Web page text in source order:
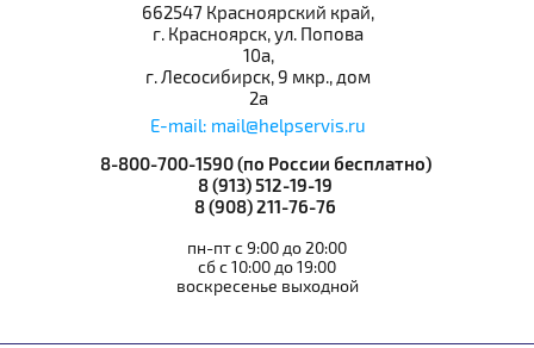
662547 Красноярский край,
г. Красноярск, ул. Попова
10а,
г. Лесосибирск, 9 мкр., дом
2а
E-mail: mail@helpservis.ru
8-800-700-1590 (по России бесплатно)
8 (913) 512-19-19
8 (908) 211-76-76
пн-пт с 9:00 до 20:00
сб с 10:00 до 19:00
воскресенье выходной